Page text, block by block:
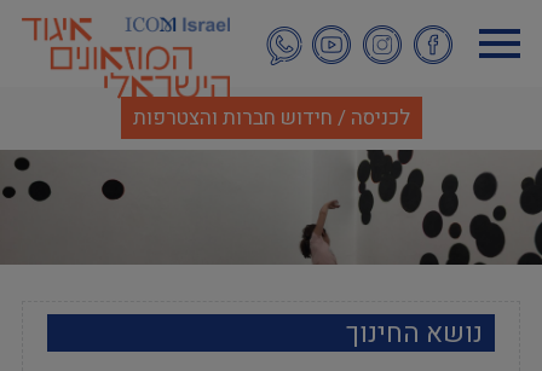
לתוכן
העיקרי
לכניסה / חידוש חברות והצטרפות
נושא החינוך